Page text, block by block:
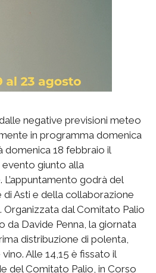
negative previsioni meteo
in programma domenica
domenica 18 febbraio il
giunto alla
godrà del
Asti e della collaborazione
dal Comitato Palio
da Davide Penna, la giornata
distribuzione di polenta,
Alle 14,15 è fissato il
del Comitato Palio, in Corso